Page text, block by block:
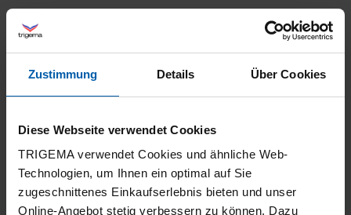
Zustimmung Details Über Cookies
Diese Webseite verwendet Cookies
TRIGEMA verwendet Cookies und ähnliche Web-
Technologien, um Ihnen ein optimal auf Sie
zugeschnittenes Einkaufserlebnis bieten und unser
Online-Angebot stetig verbessern zu können. Dazu